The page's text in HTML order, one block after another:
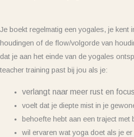
Je boekt regelmatig een yogales, je kent
houdingen of de flow/volgorde van
dat je aan het einde van de yogales
teacher training past bij jou als je:
verlangt naar meer rust en focus
voelt dat je diepte mist in je
behoefte hebt aan een traject met
wil ervaren wat yoga doet als je